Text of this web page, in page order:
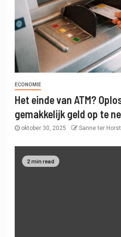
ECONOMIE
Het einde van ATM?
gemakkelijk geld op te
oktober 30, 2025 Sanne ter Horst
2 min read